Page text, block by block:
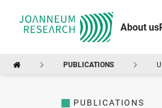
About us
PUBLICATIONS
PUBLICATIONS